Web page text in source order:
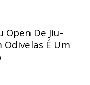
Open De Jiu-
Odivelas É Um